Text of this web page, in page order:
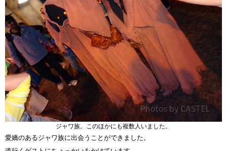
ジャワ族。このほかにも複数人いました。
愛嬌のあるジャワ族に出会うことができました。